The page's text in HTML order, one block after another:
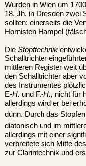
Wurden in Wien um
18. Jh. in Dresden zwei
sollten: einerseits die
Hornisten Hampel
Die Stopftechnik
Schalltrichter
mittleren Register weit
den Schalltrichter aber
des Instrumentes
E-H. und F.-H., nicht für
allerdings wird er bei
dünn. Durch das
diatonisch und im
allerdings mit einer
verbreitete sich Mitte
zur Clarintechnik und